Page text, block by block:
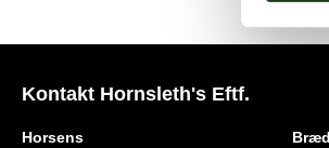
Kontakt Hornsleth's Eftf.
Horsens